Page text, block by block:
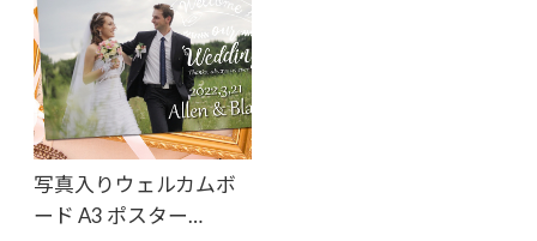
写真入りウェルカムボ
ード A3 ポスター…